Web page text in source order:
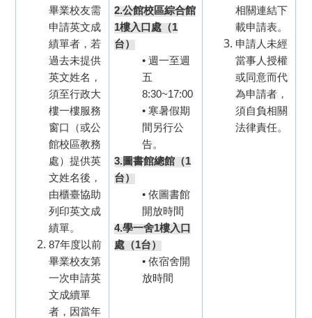
畢業校友需
申請英文成
績單者，若
過去未提供
英文姓名，
須至行政大
樓一樓服務
窗口（或公
館校區教務
處）提供英
文姓名後，
由櫃臺協助
列印英文成
績單。
87年度以前
畢業校友第
一次申請英
文成續單
者，因當年
2.公館校區綜合館
1樓入口處（1
台）
• 週一至週
五
8:30~17:00
• 寒暑假期
間另行公
告。
3.圖書館總館（1
台）
• 依圖書館
開放時間
4.學一舍1樓入口
處（1台）
• 依宿舍開
放時間
相關連結下
載申請表。
申請人未經
當事人授權
或同意而代
為申請者，
須自負相關
法律責任。